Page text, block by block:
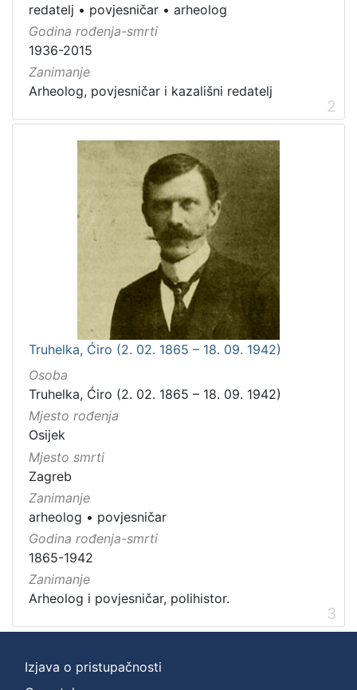
redatelj • povjesničar • arheolog
Godina rođenja-smrti
1936-2015
Zanimanje
Arheolog, povjesničar i kazališni redatelj
2
Truhelka, Ćiro (2. 02. 1865 – 18. 09. 1942)
Osoba
Truhelka, Ćiro (2. 02. 1865 – 18. 09. 1942)
Mjesto rođenja
Osijek
Mjesto smrti
Zagreb
Zanimanje
arheolog • povjesničar
Godina rođenja-smrti
1865-1942
Zanimanje
Arheolog i povjesničar, polihistor.
3
Izjava o pristupačnosti